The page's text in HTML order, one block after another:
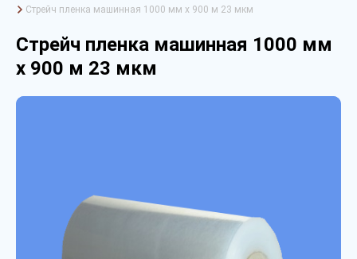
Стрейч пленка машинная 1000 мм х 900 м 23 мкм
Стрейч пленка машинная 1000 мм
х 900 м 23 мкм